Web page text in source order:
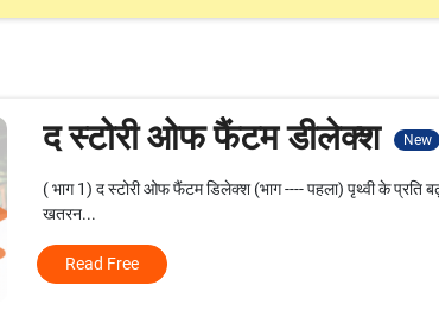
द स्टोरी ओफ फैंटम डीलेक्श New
( भाग 1) द‌‌ स्टोरी ओफ फैंटम डिलेक्श (भाग ---- पहला) पृथ्वी के प्रति
खतरन...
Read Free